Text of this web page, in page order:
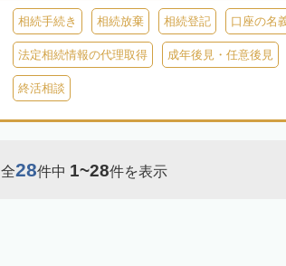
相続手続き 相続放棄 相続登記 口座の名
法定相続情報の代理取得 成年後見・任意後見
終活相談
全28件中 1~28件を表示